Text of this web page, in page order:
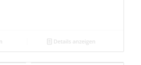
Details anzeigen